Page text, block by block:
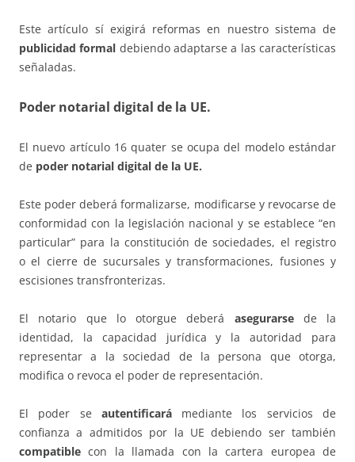
Este artículo sí exigirá reformas en nuestro sistema de
publicidad formal debiendo adaptarse a las características
señaladas.
Poder notarial digital de la UE.
El nuevo artículo 16 quater se ocupa del modelo estándar
de poder notarial digital de la UE.
Este poder deberá formalizarse, modificarse y revocarse de
conformidad con la legislación nacional y se establece “en
particular” para la constitución de sociedades, el registro
o el cierre de sucursales y transformaciones, fusiones y
escisiones transfronterizas.
El notario que lo otorgue deberá asegurarsede la
identidad, la capacidad jurídica y la autoridad para
representar a la sociedad de la persona que otorga,
modifica o revoca el poder de representación.
El poder se autentificarámediante los servicios de
confianza a admitidos por la UE debiendo ser también
compatible con la llamada con la cartera europea de